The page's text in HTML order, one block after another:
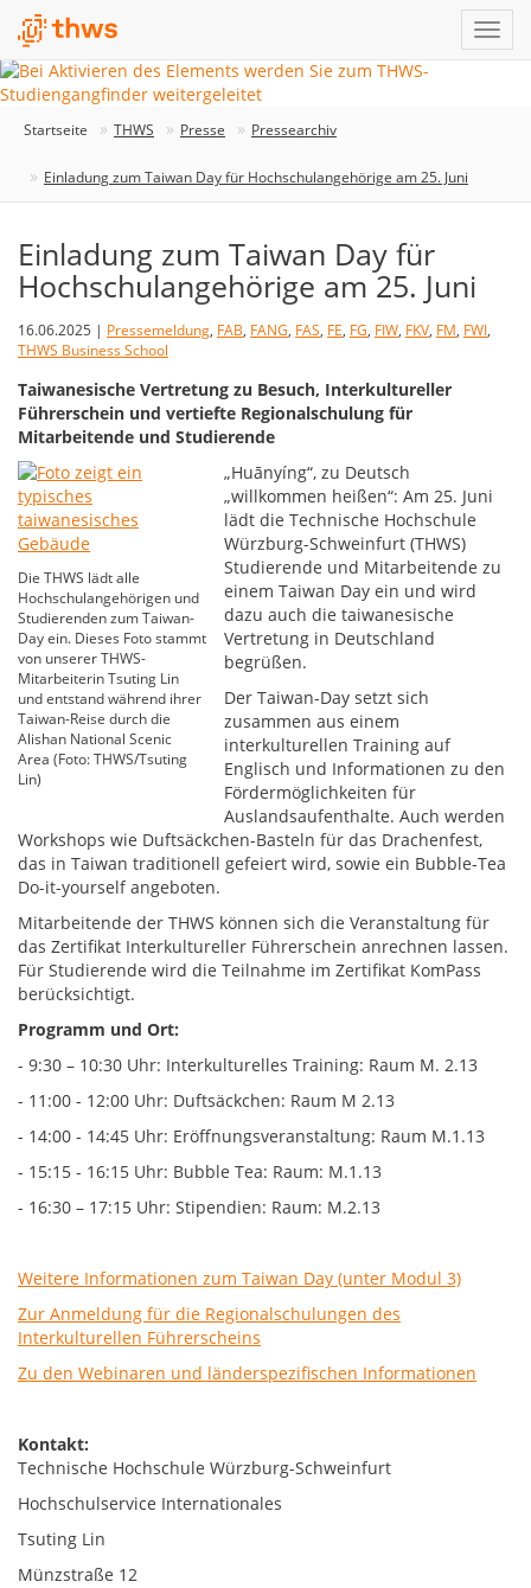
Startseite THWS Presse Pressearchiv
Einladung zum Taiwan Day für Hochschulangehörige am 25. Juni
Einladung zum Taiwan Day für
Hochschulangehörige am 25. Juni
16.06.2025 | Pressemeldung, FAB, FANG, FAS, FE, FG, FIW, FKV, FM, FWI,
THWS Business School
Taiwanesische Vertretung zu Besuch, Interkultureller
Führerschein und vertiefte Regionalschulung für
Mitarbeitende und Studierende
Die THWS lädt alle
Hochschulangehörigen und
Studierenden zum Taiwan-
Day ein. Dieses Foto stammt
von unserer THWS-
Mitarbeiterin Tsuting Lin
und entstand während ihrer
Taiwan-Reise durch die
Alishan National Scenic
Area (Foto: THWS/Tsuting
Lin)
„Huānyíng“, zu Deutsch
„willkommen heißen“: Am 25. Juni
lädt die Technische Hochschule
Würzburg-Schweinfurt (THWS)
Studierende und Mitarbeitende zu
einem Taiwan Day ein und wird
dazu auch die taiwanesische
Vertretung in Deutschland
begrüßen.
Der Taiwan-Day setzt sich
zusammen aus einem
interkulturellen Training auf
Englisch und Informationen zu den
Fördermöglichkeiten für
Auslandsaufenthalte. Auch werden
Workshops wie Duftsäckchen-Basteln für das Drachenfest,
das in Taiwan traditionell gefeiert wird, sowie ein Bubble-Tea
Do-it-yourself angeboten.
Mitarbeitende der THWS können sich die Veranstaltung für
das Zertifikat Interkultureller Führerschein anrechnen lassen.
Für Studierende wird die Teilnahme im Zertifikat KomPass
berücksichtigt.
Programm und Ort:
- 9:30 – 10:30 Uhr: Interkulturelles Training: Raum M. 2.13
- 11:00 - 12:00 Uhr: Duftsäckchen: Raum M 2.13
- 14:00 - 14:45 Uhr: Eröffnungsveranstaltung: Raum M.1.13
- 15:15 - 16:15 Uhr: Bubble Tea: Raum: M.1.13
- 16:30 – 17:15 Uhr: Stipendien: Raum: M.2.13
Weitere Informationen zum Taiwan Day (unter Modul 3)
Zur Anmeldung für die Regionalschulungen des
Interkulturellen Führerscheins
Zu den Webinaren und länderspezifischen Informationen
Kontakt:
Technische Hochschule Würzburg-Schweinfurt
Hochschulservice Internationales
Tsuting Lin
Münzstraße 12